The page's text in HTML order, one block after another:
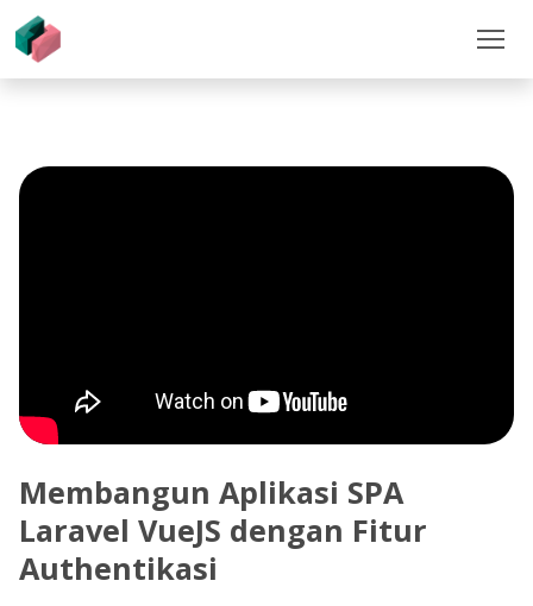
Membangun Aplikasi SPA
Laravel VueJS dengan Fitur
Authentikasi